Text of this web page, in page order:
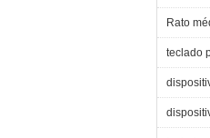
Rato
teclado